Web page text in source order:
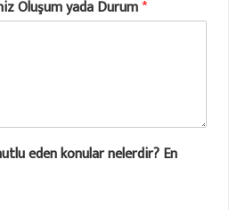
Oluşum yada Durum*
eden konular nelerdir? En